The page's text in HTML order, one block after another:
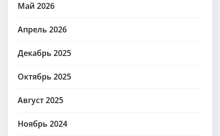
Май 2026
Апрель 2026
Декабрь 2025
Октябрь 2025
Август 2025
Ноябрь 2024